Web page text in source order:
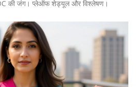
की जंग। प्लेऑफ शेड्यूल और विश्लेषण।